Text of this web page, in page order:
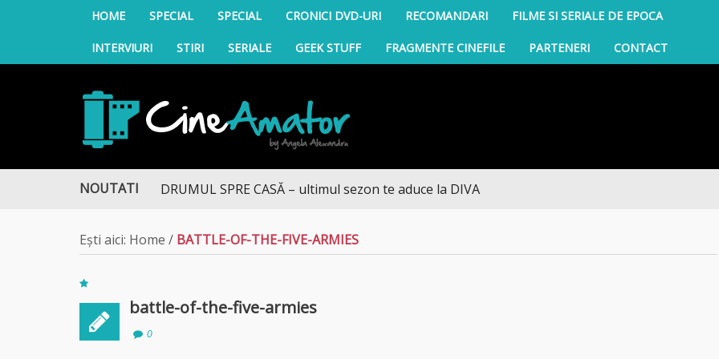
HOME SPECIAL SPECIAL CRONICI DVD-URI RECOMANDARI FILME SI SERIALE DE EPOCA
INTERVIURI STIRI SERIALE GEEK STUFF FRAGMENTE CINEFILE PARTENERI CONTACT
CineAmator
NOUTATIDRUMUL SPRE CASĂ – ultimul sezon te aduce la DIVA
Ești aici: Home / BATTLE-OF-THE-FIVE-ARMIES
battle-of-the-five-armies
0